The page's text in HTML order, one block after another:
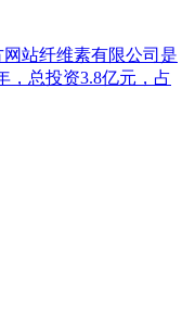
站纤维素有限公司是
，总投资3.8亿元，占